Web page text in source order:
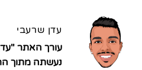
עדן שרעבי
עורך האתר
נעשתה מתוך